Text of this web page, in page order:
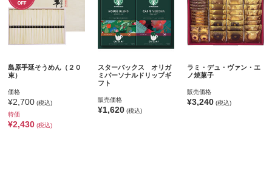
島原手延そうめん（２０
束）
価格
¥2,700 (税込)
特価
¥2,430 (税込)
スターバックス オリガ
ミパーソナルドリップギ
フト
販売価格
¥1,620(税込)
ラミ・デュ・ヴァン・エ
ノ焼菓子
販売価格
¥3,240 (税込)